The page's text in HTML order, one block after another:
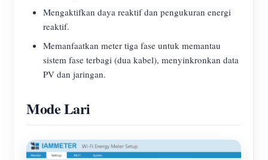
Mengaktifkan daya reaktif dan pengukuran energi
reaktif.
Memanfaatkan meter tiga fase untuk memantau
sistem fase terbagi (dua kabel), menyinkronkan data
PV dan jaringan.
Mode Lari